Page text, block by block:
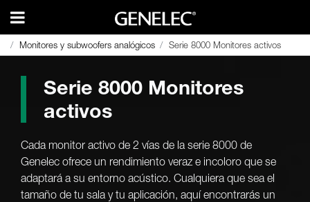
Monitores y subwoofers analógicos Serie 8000 Monitores activos
Monitores y subwoofers analógicos Serie 8000 Monitores activos
Serie 8000 Monitores
activos
Cada monitor activo de 2 vías de la serie 8000 de
Genelec ofrece un rendimiento veraz e incoloro que se
adaptará a su entorno acústico. Cualquiera que sea el
tamaño de tu sala y tu aplicación, aquí encontrarás un